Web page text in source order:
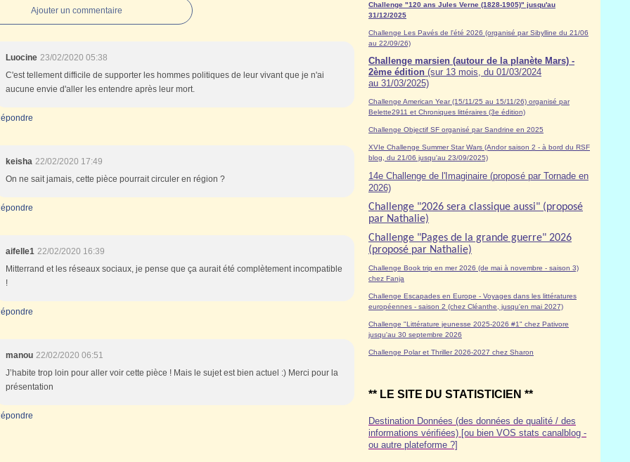
Ajouter un commentaire
Luocine 23/02/2020 05:38
C'est tellement difficile de supporter les hommes politiques de leur vivant que je n'ai
aucune envie d'aller les entendre après leur mort.
keisha 22/02/2020 17:49
On ne sait jamais, cette pièce pourrait circuler en région ?
aifelle1 22/02/2020 16:39
Mitterrand et les réseaux sociaux, je pense que ça aurait été complètement incompatible
!
manou 22/02/2020 06:51
J’habite trop loin pour aller voir cette pièce ! Mais le sujet est bien actuel :) Merci pour la
présentation
Challenge "120 ans Jules Verne (1828-1905)" jusqu'au
31/12/2025
Challenge Les Pavés de l'été 2026 (organisé par Sibylline du 21/06
au 22/09/26)
Challenge marsien (autour de la planète Mars) -
2ème édition (sur 13 mois, du 01/03/2024
au 31/03/2025)
Challenge American Year (15/11/25 au 15/11/26) organisé par
Belette2911 et Chroniques littéraires (3e édition)
Challenge Objectif SF organisé par Sandrine en 2025
XVIe Challenge Summer Star Wars (Andor saison 2 - à bord du RSF
blog, du 21/06 jusqu'au 23/09/2025)
14e Challenge de l'Imaginaire (proposé par Tornade en
2026)
Challenge "2026 sera classique aussi" (proposé
par Nathalie)
Challenge "Pages de la grande guerre" 2026
(proposé par Nathalie)
Challenge Book trip en mer 2026 (de mai à novembre - saison 3)
chez Fanja
Challenge Escapades en Europe - Voyages dans les littératures
européennes - saison 2 (chez Cléanthe, jusqu'en mai 2027)
Challenge "Littérature jeunesse 2025-2026 #1" chez Pativore
jusqu'au 30 septembre 2026
Challenge Polar et Thriller 2026-2027 chez Sharon
** LE SITE DU STATISTICIEN **
Destination Données (des données de qualité / des
informations vérifiées) [ou bien VOS stats canalblog -
ou autre plateforme ?]